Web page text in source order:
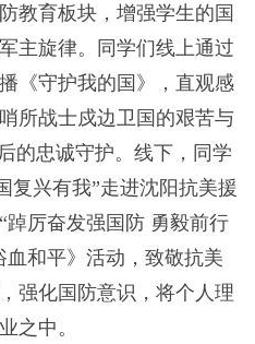
教育板块，增强学生的国
主旋律。同学们线上通过
《守护我的国》，直观感
所战士戍边卫国的艰苦与
的忠诚守护。线下，同学
复兴有我”走进沈阳抗美援
厉奋发强国防 勇毅前行
血和平》活动，致敬抗美
强化国防意识，将个人理
之中。